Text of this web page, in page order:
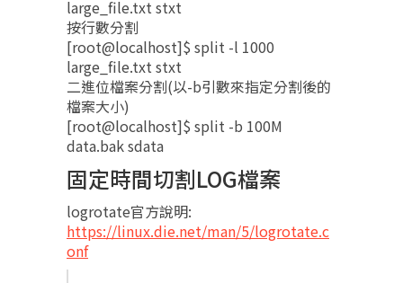
large_file.txt stxt
按行數分割
[root@localhost]$ split -l 1000
large_file.txt stxt
二進位檔案分割(以-b引數來指定分割後的
檔案大小)
[root@localhost]$ split -b 100M
data.bak sdata
固定時間切割LOG檔案
logrotate官方說明:
https://linux.die.net/man/5/logrotate.c
onf